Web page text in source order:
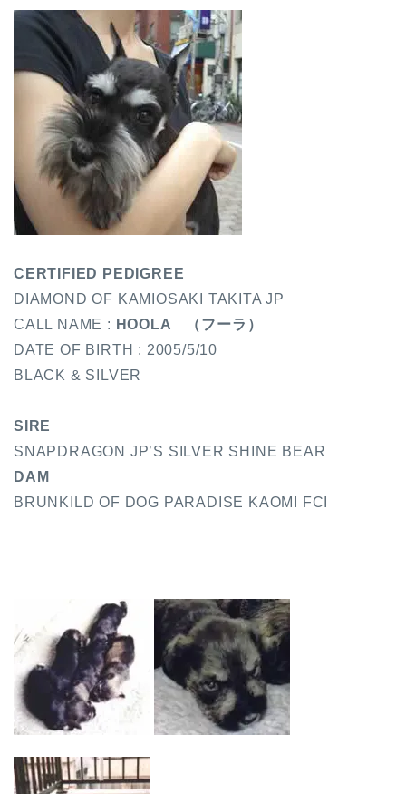
CERTIFIED PEDIGREE
DIAMOND OF KAMIOSAKI TAKITA JP
CALL NAME : HOOLA （フーラ）
DATE OF BIRTH : 2005/5/10
BLACK & SILVER
SIRE
SNAPDRAGON JP’S SILVER SHINE BEAR
DAM
BRUNKILD OF DOG PARADISE KAOMI FCI